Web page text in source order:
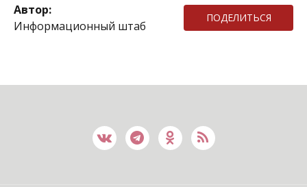
Автор:
Информационный штаб
ПОДЕЛИТЬСЯ